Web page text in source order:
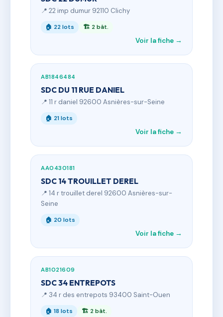
📍 22 imp dumur 92110 Clichy
🏠 22 lots 🏗 2 bât.
Voir la fiche →
AB1846484
SDC DU 11 RUE DANIEL
📍 11 r daniel 92600 Asnières-sur-Seine
🏠 21 lots
Voir la fiche →
AA0430181
SDC 14 TROUILLET DEREL
📍 14 r trouillet derel 92600 Asnières-sur-
Seine
🏠 20 lots
Voir la fiche →
AB1021609
SDC 34 ENTREPOTS
📍 34 r des entrepots 93400 Saint-Ouen
🏠 18 lots 🏗 2 bât.